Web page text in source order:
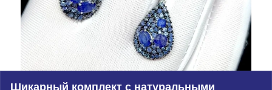
Шикарный комплект с натуральными